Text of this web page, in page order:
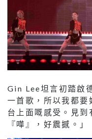
Gin Lee坦言初踏啟
一首歌，所以我都要
台上面嘅感受。見到
『嘩』，好震撼。」